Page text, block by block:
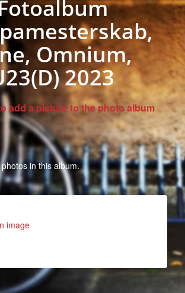
Omnium,
2023
add a picture to the photo album
in this album.
image